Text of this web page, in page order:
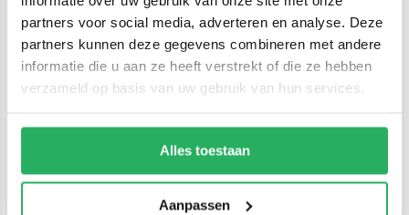
partners voor social media, adverteren en analyse. Deze
partners kunnen deze gegevens combineren met andere
informatie die u aan ze heeft verstrekt of die ze hebben
verzameld op basis van uw gebruik van hun services.
Alles toestaan
Aanpassen
Sonim XP8 fixed instal.
713111
Sonim XP8 sig.plug
712111